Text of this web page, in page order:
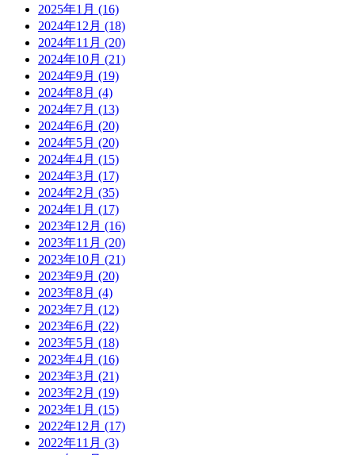
2025年1月 (16)
2024年12月 (18)
2024年11月 (20)
2024年10月 (21)
2024年9月 (19)
2024年8月 (4)
2024年7月 (13)
2024年6月 (20)
2024年5月 (20)
2024年4月 (15)
2024年3月 (17)
2024年2月 (35)
2024年1月 (17)
2023年12月 (16)
2023年11月 (20)
2023年10月 (21)
2023年9月 (20)
2023年8月 (4)
2023年7月 (12)
2023年6月 (22)
2023年5月 (18)
2023年4月 (16)
2023年3月 (21)
2023年2月 (19)
2023年1月 (15)
2022年12月 (17)
2022年11月 (3)